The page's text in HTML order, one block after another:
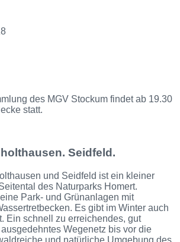
des MGV Stockum findet ab 19.30
statt.
Seidfeld.
und Seidfeld ist ein kleiner
des Naturparks Homert.
Park- und Grünanlagen mit
Es gibt im Winter auch
Ein schnell zu erreichendes, gut
Wegenetz bis vor die
und natürliche Umgebung des